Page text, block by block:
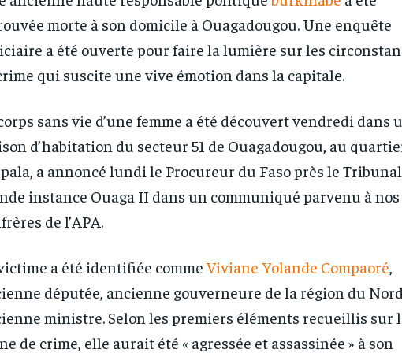
you
RECOMMENDED
news and articles for a whole year.
1-
every month after
opt out of the
you
RECOMMENDED
news and articles for a whole year.
1-
every month after
opt out of the
morte à son domicile à Ouagadougou. Une enquête
a été ouverte pour faire la lumière sur les
qui suscite une vive émotion dans la capitale.
sans vie d’une femme a été découvert vendredi dans
d’habitation du secteur 51 de Ouagadougou, au
a annoncé lundi le Procureur du Faso près le
instance Ouaga II dans un communiqué parvenu à nos
de l’APA.
a été identifiée commeViviane Yolande Compaoré
députée, ancienne gouverneure de la région du
ministre. Selon les premiers éléments recueillis sur
de crime, elle aurait été « agressée et assassinée » à son